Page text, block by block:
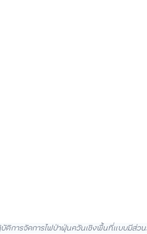
ติการจัดการไฟป่าฝุ่นควันเชิงพื้นที่แบบมีส่ว